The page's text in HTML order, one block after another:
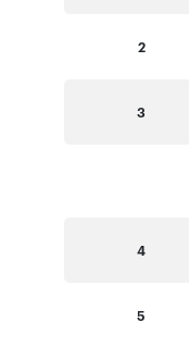
2
3
4
5